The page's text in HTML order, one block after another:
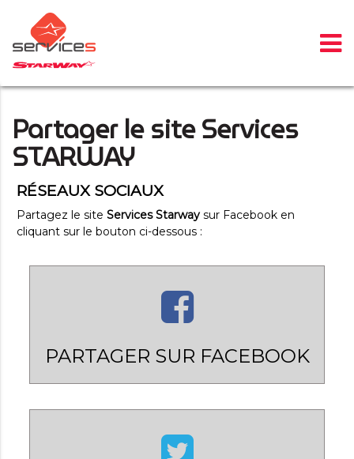
Partager le site Services
STARWAY
RÉSEAUX SOCIAUX
Partagez le site Services Starway sur Facebook en
cliquant sur le bouton ci-dessous :
PARTAGER SUR FACEBOOK